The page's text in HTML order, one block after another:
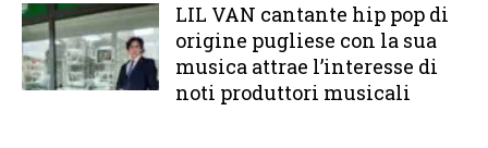
LIL VAN cantante hip pop di
origine pugliese con la sua
musica attrae l’interesse di
noti produttori musicali